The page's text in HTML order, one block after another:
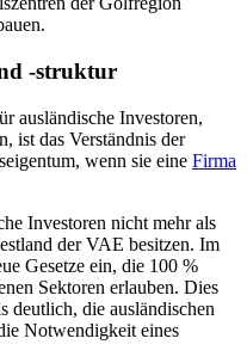
-struktur
ausländische Investoren,
ist das Verständnis der
wenn sie eine Firma
Investoren nicht mehr als
der VAE besitzen. Im
Gesetze ein, die 100 %
Sektoren erlauben. Dies
deutlich, die ausländischen
Notwendigkeit eines